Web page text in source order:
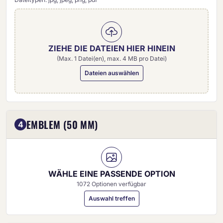
ZIEHE DIE DATEIEN HIER HINEIN
(Max. 1 Datei(en), max. 4 MB pro Datei)
Dateien auswählen
4 EMBLEM (50 MM)
WÄHLE EINE PASSENDE OPTION
1072 Optionen verfügbar
Auswahl treffen